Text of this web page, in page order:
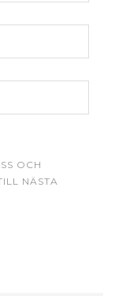
OCH
NÄSTA